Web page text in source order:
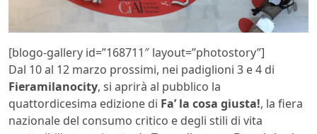
[blogo-gallery id=”168711″ layout=”photostory”]
Dal 10 al 12 marzo prossimi, nei padiglioni 3 e 4 di
Fieramilanocity, si aprirà al pubblico la
quattordicesima edizione di Fa’ la cosa giusta!, la fiera
nazionale del consumo critico e degli stili di vita